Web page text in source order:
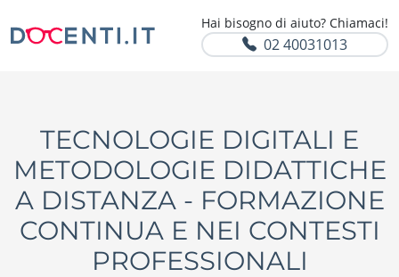
Hai bisogno di aiuto? Chiamaci!
02 40031013
TECNOLOGIE DIGITALI E
METODOLOGIE DIDATTICHE
A DISTANZA - FORMAZIONE
CONTINUA E NEI CONTESTI
PROFESSIONALI